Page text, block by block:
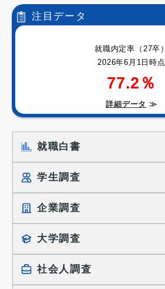
注目データ
就職内定率（27卒）
2026年6月1日時点
77.2％
詳細データ ≫
就職白書
学生調査
就職プロセス調査
就職活動TOPICS
大学生の実態調査
働きたい組織の特徴
企業調査
採用に関する調査
採用活動に関するレポート
大学調査
社会人調査